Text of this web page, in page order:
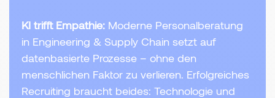
KI trifft Empathie: Moderne Personalberatung
in Engineering & Supply Chain setzt auf
datenbasierte Prozesse – ohne den
menschlichen Faktor zu verlieren. Erfolgreiches
Recruiting braucht beides: Technologie und